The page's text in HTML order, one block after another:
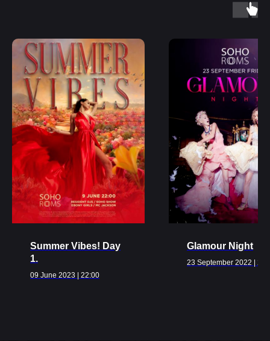
Summer Vibes! Day
1.
09 June 2023 | 22:00
Glamour Night
23 September 2022 |
Ближайшие
события